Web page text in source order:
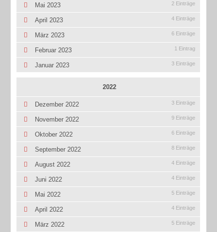
Mai 2023 2 Einträge
April 2023 4 Einträge
März 2023 6 Einträge
Februar 2023 1 Eintrag
Januar 2023 3 Einträge
2022
Dezember 2022 3 Einträge
November 2022 9 Einträge
Oktober 2022 6 Einträge
September 2022 8 Einträge
August 2022 4 Einträge
Juni 2022 4 Einträge
Mai 2022 5 Einträge
April 2022 4 Einträge
März 2022 5 Einträge